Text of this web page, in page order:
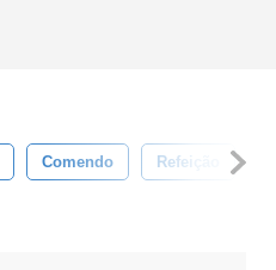
Comendo Refeição